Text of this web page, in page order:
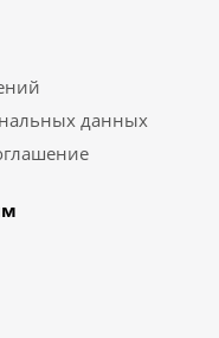
данных